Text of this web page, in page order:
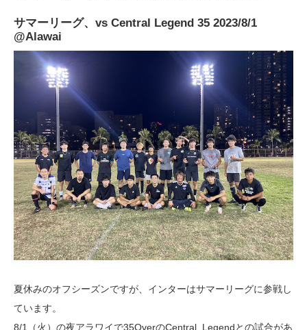
サマーリーグ、vs Central Legend 35 2023/8/1
@Alawai
夏休みのオフシーズンですが、インターはサマーリーグに参戦し
ています。
8/1（火）の夜アラワイで35OverのCentral Legendとの試合があ